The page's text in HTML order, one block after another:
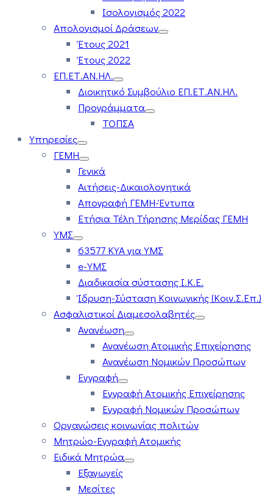
Ισολογισμός 2022
Απολογισμοί Δράσεων
Έτους 2021
Έτους 2022
ΕΠ.ΕΤ.ΑΝ.ΗΛ.
Διοικητικό Συμβούλιο ΕΠ.ΕΤ.ΑΝ.ΗΛ.
Προγράμματα
ΤΟΠΣΑ
Υπηρεσίες
ΓΕΜΗ
Γενικά
Αιτήσεις-Δικαιολογητικά
Απογραφή ΓΕΜΗ-Έντυπα
Ετήσια Τέλη Τήρησης Μερίδας ΓΕΜΗ
ΥΜΣ
63577 ΚΥΑ για ΥΜΣ
e-ΥΜΣ
Διαδικασία σύστασης Ι.Κ.Ε.
Ίδρυση-Σύσταση Κοινωνικής (Κοιν.Σ.Επ.)
Ασφαλιστικοί Διαμεσολαβητές
Ανανέωση
Ανανέωση Ατομικής Επιχείρησης
Ανανέωση Νομικών Προσώπων
Εγγραφή
Εγγραφή Ατομικής Επιχείρησης
Εγγραφή Νομικών Προσώπων
Οργανώσεις κοινωνίας πολιτών
Μητρώο-Εγγραφή Ατομικής
Ειδικά Μητρώα
Εξαγωγείς
Μεσίτες